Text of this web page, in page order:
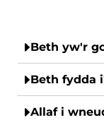
Beth yw'r
Beth fydda
Allaf i